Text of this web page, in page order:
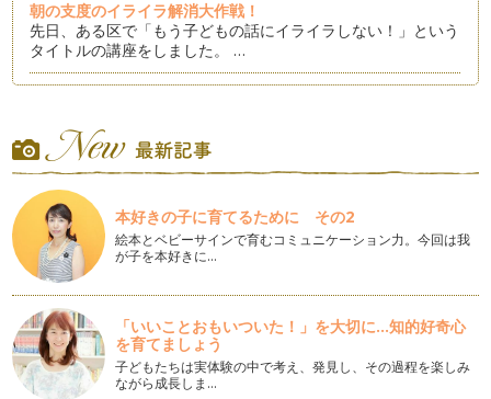
朝の支度のイライラ解消大作戦！
先日、ある区で「もう子どもの話にイライラしない！」という
タイトルの講座をしました。 …
話してくれなくて…」…
誰とでも仲良く遊べない子って心配？
同年齢の子どもたちの中に、すっと入って行ける子と、なかな
か行けない子がいますね。 …
子どもの言い分、どこまで聴く？
先日子育てに関するトークライブの打ち合わせをしていた時に
「子どもの言うことをききすぎている…
愛してると言って！
以前「子どもの愛が重たい時」というコラムを書きましたが、
今回は「子どもから愛を確かめられる…
本好きの子に育てるために その2
絵本とベビーサインで育むコミュニケーション力。今回は我
が子を本好きに…
「いいことおもいついた！」を大切に...知的好奇心
を育てましょう
子どもたちは実体験の中で考え、発見し、その過程を楽しみ
ながら成長しま…